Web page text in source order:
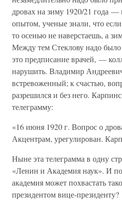
дровах на зиму 1920/21 года
опытом, ученые знали, что
то осенью не наверстаешь, а
Между тем Стеклову надо
это предписание врачей, —
нарушить. Владимир
встревоженный; к счастью,
разрешился и без него.
телеграмму:
«16 июня 1920 г. Вопрос о
Акцентрам, урегулирован.
Ныне эта телеграмма в одну
«Ленин и Академия наук». И
академия может похвастать
президентом вице-президенту?